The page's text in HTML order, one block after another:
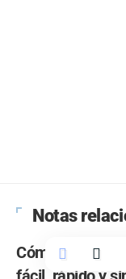
Notas
Cómo convertir